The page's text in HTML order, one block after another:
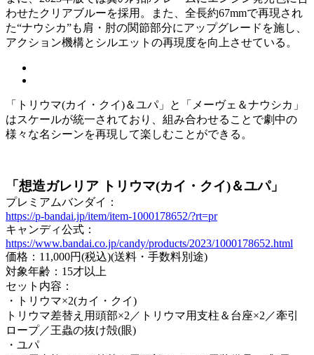
わせたクリアブルーを採用。また、全長約67mmで再現され
た“ナウシカ”も肩・肘の関節部分にアップグレードを施し、
アクション機構とシルエットの再現度を向上させている。
「トリウマ(カイ・クイ)＆ユパ」と「メーヴェ＆ナウシカ」
はスケールが統一されており、組み合わせることで劇中の
様々な名シーンを再現して楽しむことができる。
「想造ガレリア トリウマ(カイ・クイ)＆ユパ」
プレミアムバンダイ：
https://p-bandai.jp/item/item-1000178652/?rt=pr
キャンディ公式：
https://www.bandai.co.jp/candy/products/2023/1000178652.html
価格：11,000円(税込)(送料・手数料別途)
対象年齢：15才以上
セット内容：
・トリウマ×2(カイ・クイ)
トリウマ差替え用頭部×2／トリウマ用支柱＆台座×2／牽引
ロープ／王蟲の抜け殻(眼)
・ユパ